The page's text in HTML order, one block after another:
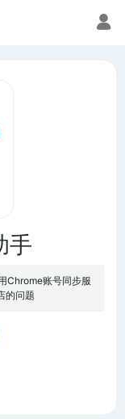
手
Chrome账号同步服
的问题